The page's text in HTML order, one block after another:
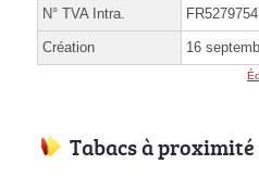
N° TVA Intra.
Création 16
Tabacs à proximité